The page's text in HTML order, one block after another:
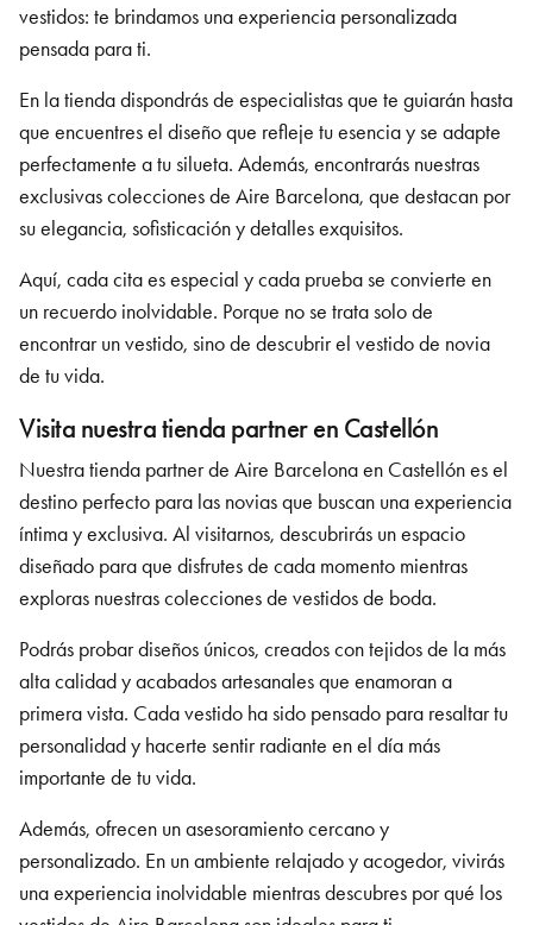
vestidos: te brindamos una experiencia personalizada
pensada para ti.
En la tienda dispondrás de especialistas que te guiarán hasta
que encuentres el diseño que refleje tu esencia y se adapte
perfectamente a tu silueta. Además, encontrarás nuestras
exclusivas colecciones de Aire Barcelona, que destacan por
su elegancia, sofisticación y detalles exquisitos.
Aquí, cada cita es especial y cada prueba se convierte en
un recuerdo inolvidable. Porque no se trata solo de
encontrar un vestido, sino de descubrir el vestido de novia
de tu vida.
Visita nuestra tienda partner en Castellón
Nuestra tienda partner de Aire Barcelonaen Castellónes el
destino perfecto para las novias que buscan una experiencia
íntima y exclusiva. Al visitarnos, descubrirás un espacio
diseñado para que disfrutes de cada momento mientras
exploras nuestras colecciones de vestidos de boda.
Podrás probar diseños únicos, creados con tejidos de la más
alta calidad y acabados artesanales que enamoran a
primera vista. Cada vestido ha sido pensado para resaltar tu
personalidad y hacerte sentir radiante en el día más
importante de tu vida.
Además, ofrecen un asesoramiento cercano y
personalizado. En un ambiente relajado y acogedor, vivirás
una experiencia inolvidable mientras descubres por qué los